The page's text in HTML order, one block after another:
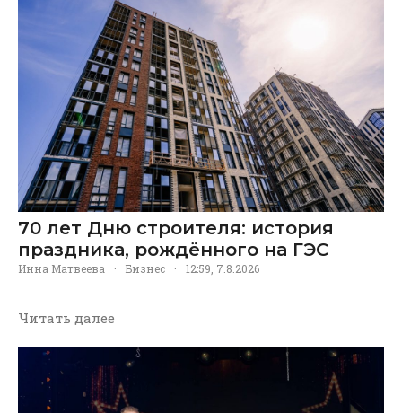
70 лет Дню строителя: история
праздника, рождённого на ГЭС
Инна Матвеева · Бизнес · 12:59, 7.8.2026
Читать далее